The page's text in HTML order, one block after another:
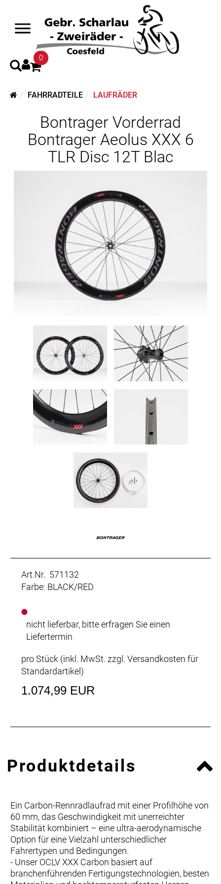
0
FAHRRADTEILE LAUFRÄDER
Bontrager Vorderrad
Bontrager Aeolus XXX 6
TLR Disc 12T Blac
Art.Nr. 571132
Farbe: BLACK/RED
nicht lieferbar, bitte erfragen Sie einen
Liefertermin
pro Stück (inkl. MwSt. zzgl. Versandkosten für
Standardartikel)
1.074,99 EUR
Produktdetails
Ein Carbon-Rennradlaufrad mit einer Profilhöhe von
60 mm, das Geschwindigkeit mit unerreichter
Stabilität kombiniert – eine ultra-aerodynamische
Option für eine Vielzahl unterschiedlicher
Fahrertypen und Bedingungen.
- Unser OCLV XXX Carbon basiert auf
branchenführenden Fertigungstechnologien, besten